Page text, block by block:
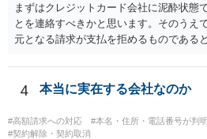
まずはクレジットカード会社に泥酔状態
とを連絡すべきかと思います。そのうえ
元となる請求が支払を拒めるものである
かなかシビアかもしれません。 https://
4 本当に実在する会社なのか
#高額請求への対応 #本名・住所・電話番号が判明
#契約解除・契約取消